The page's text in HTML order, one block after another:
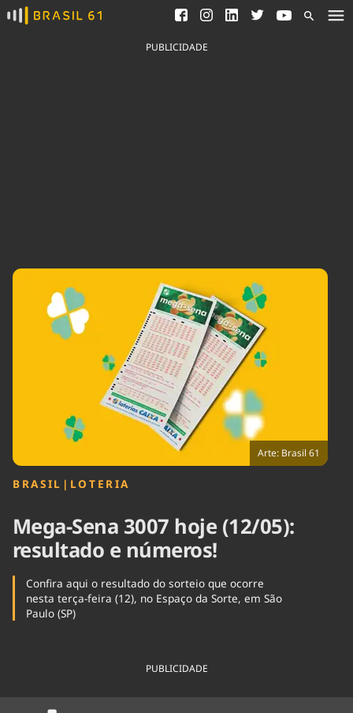
Ver todas as notícias
Saneamento
Indicadores
Agronegócios
Brasil Mineral
Comportamento
Cultura
Economia
Educação
Infraestrutura
Internacional
Meio Ambiente
Podcast
Política
Saúde
Tempo
PUBLICIDADE
Arte: Brasil 61
BRASIL | LOTERIA
Mega-Sena 3007 hoje (12/05):
resultado e números!
Confira aqui o resultado do sorteio que ocorre
nesta terça-feira (12), no Espaço da Sorte, em São
Paulo (SP)
PUBLICIDADE